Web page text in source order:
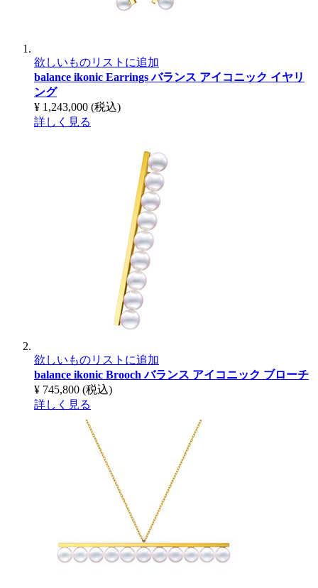
欲しいものリストに追加
balance ikonic Earringsバランス アイコニック イヤリ
ング
¥ 1,243,000 (税込)
詳しく見る
欲しいものリストに追加
balance ikonic Broochバランス アイコニック ブローチ
¥ 745,800 (税込)
詳しく見る